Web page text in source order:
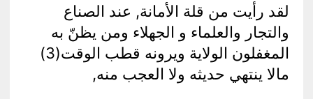
لقد رأيت من قلة الأمانة, عند الصناع
والتجار والعلماء و الجهلاء ومن يظنّ به
المغفلون الولاية ويرونه قطب الوقت(3)
مالا ينتهي حديثه ولا العجب منه,